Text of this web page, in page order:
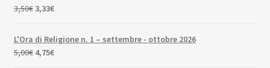
3,50€ Il
originale
era:
3,50€.
3,33€Il
attuale
è:
L'Ora di Religione n. 1 – settembre - ottobre 2026
5,00€ Il4,75€Il